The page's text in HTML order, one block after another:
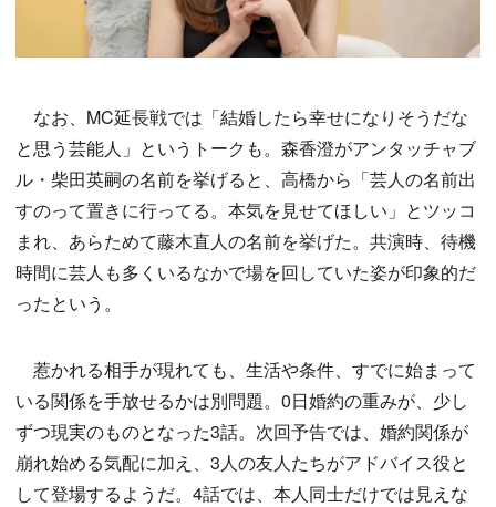
なお、MC延長戦では「結婚したら幸せになりそうだな
と思う芸能人」というトークも。森香澄がアンタッチャブ
ル・柴田英嗣の名前を挙げると、高橋から「芸人の名前出
すのって置きに行ってる。本気を見せてほしい」とツッコ
まれ、あらためて藤木直人の名前を挙げた。共演時、待機
時間に芸人も多くいるなかで場を回していた姿が印象的だ
ったという。
惹かれる相手が現れても、生活や条件、すでに始まって
いる関係を手放せるかは別問題。0日婚約の重みが、少し
ずつ現実のものとなった3話。次回予告では、婚約関係が
崩れ始める気配に加え、3人の友人たちがアドバイス役と
して登場するようだ。4話では、本人同士だけでは見えな